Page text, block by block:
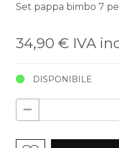
Set pappa bimbo 7
34,90 € IVA
DISPONIBILE